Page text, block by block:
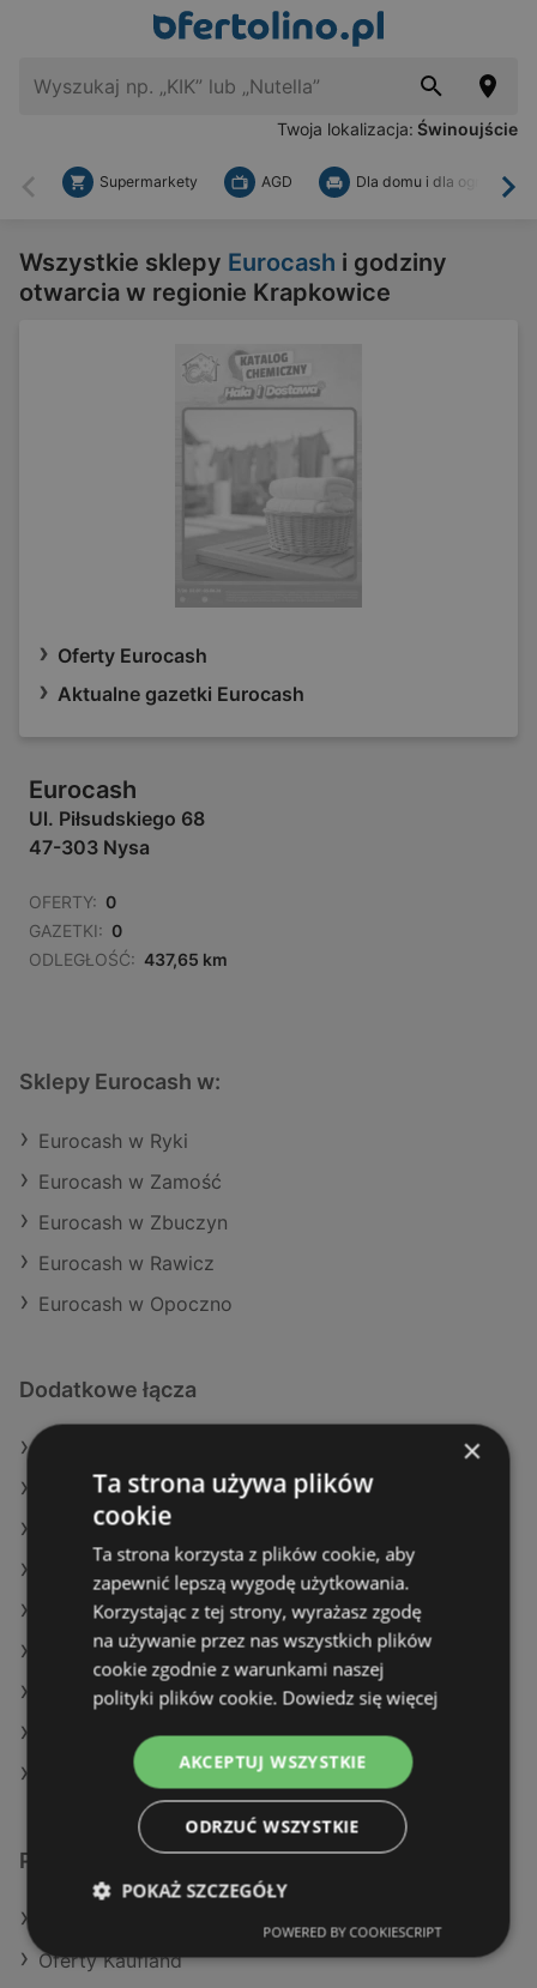
Twoja lokalizacja: Świnoujście
Wstecz
Supermarkety AGD Dla domu i dla ogrodu
Wszystkie sklepy Eurocash i godziny
otwarcia w regionie Krapkowice
Oferty Eurocash
Aktualne gazetki Eurocash
Eurocash
Ul. Piłsudskiego 68
47-303 Nysa
OFERTY: 0
GAZETKI: 0
ODLEGŁOŚĆ: 437,65 km
Sklepy Eurocash w:
Eurocash w Ryki
Eurocash w Zamość
Eurocash w Zbuczyn
Eurocash w Rawicz
Eurocash w Opoczno
Dodatkowe łącza
Oferty POLOmarket
Oferty Netto
Aktualne gazetki Dealz
Aktualne gazetki Auchan
Aktualne gazetki Biedronka
Aktualne gazetki POLOmarket
Aktualne gazetki Dino
Sklepy Eurocash w Kamień Pomorski
Podobne sklepy detaliczne
Oferty Kaufland
×
Ta strona używa plików
cookie
Ta strona korzysta z plików cookie, aby
zapewnić lepszą wygodę użytkowania.
Korzystając z tej strony, wyrażasz zgodę
na używanie przez nas wszystkich plików
cookie zgodnie z warunkami naszej
polityki plików cookie. Dowiedz się więcej
AKCEPTUJ WSZYSTKIE
ODRZUĆ WSZYSTKIE
POKAŻ SZCZEGÓŁY
POWERED BY COOKIESCRIPT